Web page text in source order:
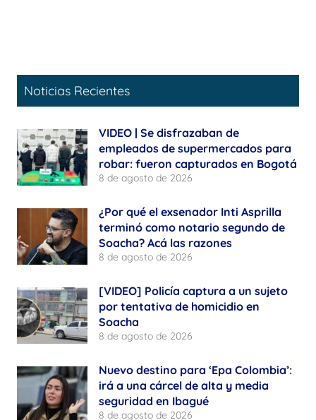
Noticias Recientes
VIDEO | Se disfrazaban de
empleados de supermercados para
robar: fueron capturados en Bogotá
8 de agosto de 2026
¿Por qué el exsenador Inti Asprilla
terminó como notario segundo de
Soacha? Acá las razones
8 de agosto de 2026
[VIDEO] Policía captura a un sujeto
por tentativa de homicidio en
Soacha
8 de agosto de 2026
Nuevo destino para ‘Epa Colombia’:
irá a una cárcel de alta y media
seguridad en Ibagué
8 de agosto de 2026